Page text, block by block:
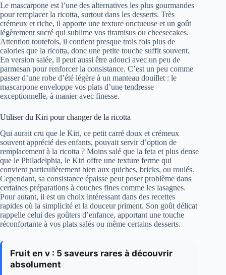
Le mascarpone est l’une des alternatives les plus gourmandes
pour remplacer la ricotta, surtout dans les desserts. Très
crémeux et riche, il apporte une texture onctueuse et un goût
légèrement sucré qui sublime vos tiramisus ou cheesecakes.
Attention toutefois, il contient presque trois fois plus de
calories que la ricotta, donc une petite touche suffit souvent.
En version salée, il peut aussi être adouci avec un peu de
parmesan pour renforcer la consistance. C’est un peu comme
passer d’une robe d’été légère à un manteau douillet : le
mascarpone enveloppe vos plats d’une tendresse
exceptionnelle, à manier avec finesse.
Utiliser du Kiri pour changer de la ricotta
Qui aurait cru que le Kiri, ce petit carré doux et crémeux
souvent apprécié des enfants, pouvait servir d’option de
remplacement à la ricotta ? Moins salé que la feta et plus dense
que le Philadelphia, le Kiri offre une texture ferme qui
convient particulièrement bien aux quiches, bricks, ou roulés.
Cependant, sa consistance épaisse peut poser problème dans
certaines préparations à couches fines comme les lasagnes.
Pour autant, il est un choix intéressant dans des recettes
rapides où la simplicité et la douceur priment. Son goût délicat
rappelle celui des goûters d’enfance, apportant une touche
réconfortante à vos plats salés ou même certains desserts.
Fruit en v : 5 saveurs rares à découvrir
absolument